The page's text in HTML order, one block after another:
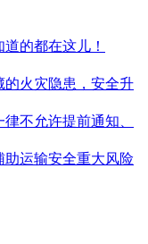
的都在这儿！
的火灾隐患，安全升
不允许提前通知、
助运输安全重大风险